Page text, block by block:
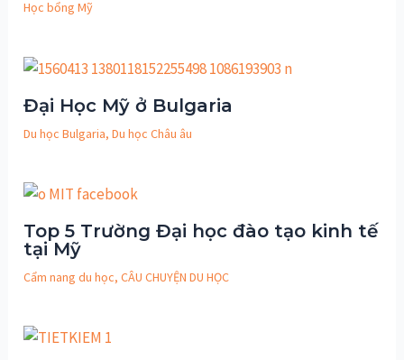
Học bổng Mỹ
Đại Học Mỹ ở Bulgaria
Du học Bulgaria,Du học Châu âu
Top 5 Trường Đại học đào tạo kinh tế
tại Mỹ
Cẩm nang du học,CÂU CHUYỆN DU HỌC